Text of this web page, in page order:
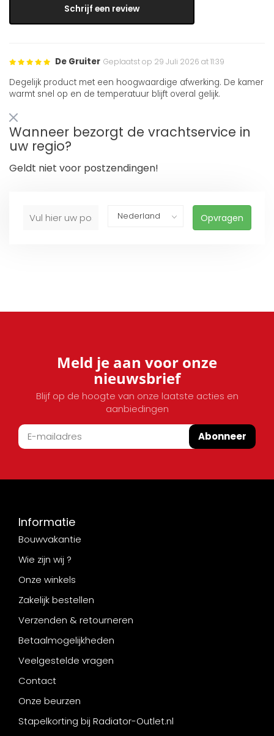
Schrijf een review
De Gruiter Geplaatst op 29 Juli 2026 at 11:39
Degelijk product met een hoogwaardige afwerking. De kamer
warmt snel op en de temperatuur blijft overal gelijk.
Wanneer bezorgt de vrachtservice in
uw regio?
Geldt niet voor postzendingen!
Opvragen
Meld je aan voor onze
nieuwsbrief
Blijf op de hoogte van onze laatste acties en
aanbiedingen
Abonneer
Informatie
Bouwvakantie
Wie zijn wij ?
Onze winkels
Zakelijk bestellen
Verzenden & retourneren
Betaalmogelijkheden
Veelgestelde vragen
Contact
Onze beurzen
Stapelkorting bij Radiator-Outlet.nl